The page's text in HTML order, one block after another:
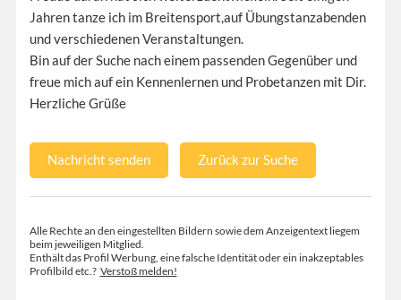
Jahren tanze ich im Breitensport,auf Übungstanzabenden
und verschiedenen Veranstaltungen.
Bin auf der Suche nach einem passenden Gegenüber und
freue mich auf ein Kennenlernen und Probetanzen mit Dir.
Herzliche Grüße
Nachricht senden Zurück zur Suche
Alle Rechte an den eingestellten Bildern sowie dem Anzeigentext liegem
beim jeweiligen Mitglied.
Enthält das Profil Werbung, eine falsche Identität oder ein inakzeptables
Profilbild etc.? Verstoß melden!